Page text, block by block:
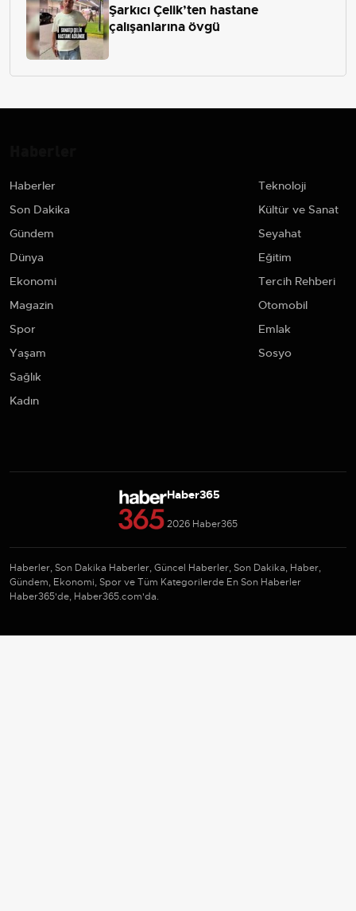
Şarkıcı Çelik’ten hastane
çalışanlarına övgü
Haberler
Son Dakika
Gündem
Dünya
Ekonomi
Magazin
Spor
Yaşam
Sağlık
Kadın
Teknoloji
Kültür ve Sanat
Seyahat
Eğitim
Tercih Rehberi
Otomobil
Emlak
Sosyo
Haber365
2026 Haber365
Haberler, Son Dakika Haberler, Güncel Haberler, Son Dakika, Haber,
Gündem, Ekonomi, Spor ve Tüm Kategorilerde En Son Haberler
Haber365'de, Haber365.com'da.